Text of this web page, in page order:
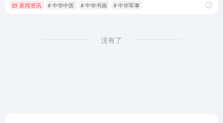
新闻资讯 # 中华中医 # 中华书画 # 中华军事
没有了